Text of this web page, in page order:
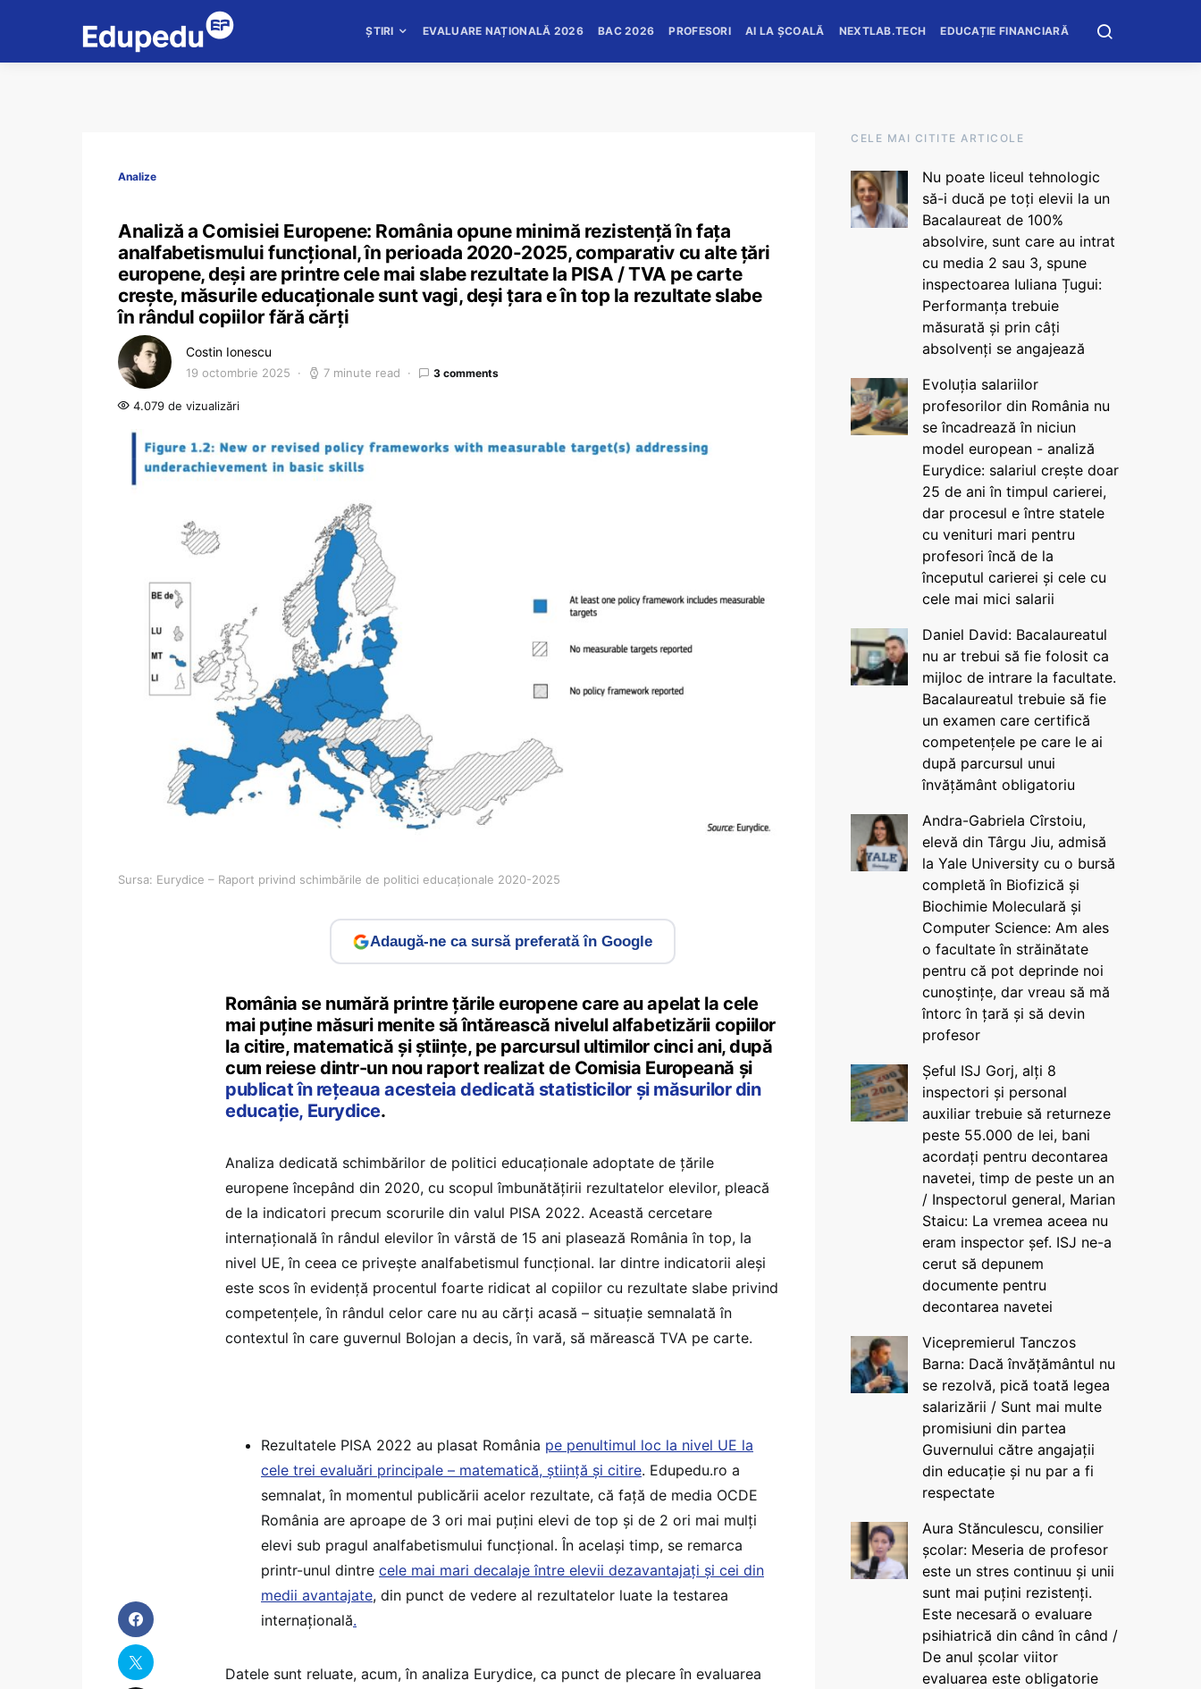
ȘTIRI EVALUARE NAȚIONALĂ 2026 BAC 2026 PROFESORI AI LA ȘCOALĂ NEXTLAB.TECH EDUCAȚIE FINANCIARĂ
Analize
Analiză a Comisiei Europene: România opune minimă rezistență în fața
analfabetismului funcțional, în perioada 2020-2025, comparativ cu alte țări
europene, deși are printre cele mai slabe rezultate la PISA / TVA pe carte
crește, măsurile educaționale sunt vagi, deși țara e în top la rezultate slabe
în rândul copiilor fără cărți
Costin Ionescu
19 octombrie 2025 7 minute read 3 comments
4.079 de vizualizări
Sursa: Eurydice – Raport privind schimbările de politici educaționale 2020-2025
Adaugă-ne ca sursă preferată în Google
România se numără printre țările europene care au apelat la cele
mai puține măsuri menite să întărească nivelul alfabetizării copiilor
la citire, matematică și științe, pe parcursul ultimilor cinci ani, după
cum reiese dintr-un nou raport realizat de Comisia Europeană și
publicat în rețeaua acesteia dedicată statisticilor și măsurilor din
educație, Eurydice.
Analiza dedicată schimbărilor de politici educaționale adoptate de țările
europene începând din 2020, cu scopul îmbunătățirii rezultatelor elevilor, pleacă
de la indicatori precum scorurile din valul PISA 2022. Această cercetare
internațională în rândul elevilor în vârstă de 15 ani plasează România în top, la
nivel UE, în ceea ce privește analfabetismul funcțional. Iar dintre indicatorii aleși
este scos în evidență procentul foarte ridicat al copiilor cu rezultate slabe privind
competențele, în rândul celor care nu au cărți acasă – situație semnalată în
contextul în care guvernul Bolojan a decis, în vară, să mărească TVA pe carte.
Rezultatele PISA 2022 au plasat România pe penultimul loc la nivel UE la
cele trei evaluări principale – matematică, știință și citire. Edupedu.ro a
semnalat, în momentul publicării acelor rezultate, că față de media OCDE
România are aproape de 3 ori mai puțini elevi de top și de 2 ori mai mulți
elevi sub pragul analfabetismului funcțional. În același timp, se remarca
printr-unul dintre cele mai mari decalaje între elevii dezavantajați și cei din
medii avantajate, din punct de vedere al rezultatelor luate la testarea
internațională.
Datele sunt reluate, acum, în analiza Eurydice, ca punct de plecare în evaluarea
CELE MAI CITITE ARTICOLE
Nu poate liceul tehnologic
să-i ducă pe toți elevii la un
Bacalaureat de 100%
absolvire, sunt care au intrat
cu media 2 sau 3, spune
inspectoarea Iuliana Țugui:
Performanța trebuie
măsurată și prin câți
absolvenți se angajează
Evoluția salariilor
profesorilor din România nu
se încadrează în niciun
model european - analiză
Eurydice: salariul crește doar
25 de ani în timpul carierei,
dar procesul e între statele
cu venituri mari pentru
profesori încă de la
începutul carierei și cele cu
cele mai mici salarii
Daniel David: Bacalaureatul
nu ar trebui să fie folosit ca
mijloc de intrare la facultate.
Bacalaureatul trebuie să fie
un examen care certifică
competențele pe care le ai
după parcursul unui
învățământ obligatoriu
Andra-Gabriela Cîrstoiu,
elevă din Târgu Jiu, admisă
la Yale University cu o bursă
completă în Biofizică și
Biochimie Moleculară și
Computer Science: Am ales
o facultate în străinătate
pentru că pot deprinde noi
cunoștințe, dar vreau să mă
întorc în țară și să devin
profesor
Șeful ISJ Gorj, alți 8
inspectori și personal
auxiliar trebuie să returneze
peste 55.000 de lei, bani
acordați pentru decontarea
navetei, timp de peste un an
/ Inspectorul general, Marian
Staicu: La vremea aceea nu
eram inspector șef. ISJ ne-a
cerut să depunem
documente pentru
decontarea navetei
Vicepremierul Tanczos
Barna: Dacă învățământul nu
se rezolvă, pică toată legea
salarizării / Sunt mai multe
promisiuni din partea
Guvernului către angajații
din educație și nu par a fi
respectate
Aura Stănculescu, consilier
școlar: Meseria de profesor
este un stres continuu și unii
sunt mai puțini rezistenți.
Este necesară o evaluare
psihiatrică din când în când /
De anul școlar viitor
evaluarea este obligatorie